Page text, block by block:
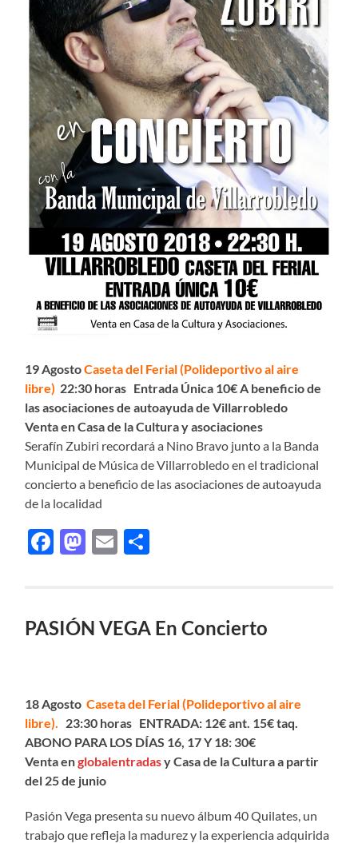
19 AgostoCaseta del Ferial (Polideportivo al aire
libre) 22:30 horas Entrada Única 10€ A beneficio de
las asociaciones de autoayuda de Villarrobledo
Venta en Casa de la Cultura y asociaciones
Serafín Zubiri recordará a Nino Bravo junto a la Banda
Municipal de Música de Villarrobledo en el tradicional
concierto a beneficio de las asociaciones de autoayuda
de la localidad
Facebook
Mastodon
Email
PASIÓN VEGA En Concierto
18 AgostoCaseta del Ferial (Polideportivo al aire
libre)
23:30 horas ENTRADA: 12€ ant. 15€ taq.
ABONO PARA LOS DÍAS 16, 17 Y 18: 30€
Venta englobalentradasy Casa de la Cultura a partir
del 25 de junio
Pasión Vega presenta su nuevo álbum 40 Quilates, un
trabajo que refleja la madurez y la experiencia adquirida